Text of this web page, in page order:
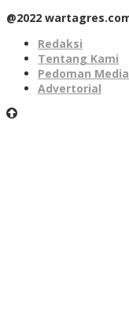
@2022
Redaksi
Tentang Kami
Pedoman
Advertorial